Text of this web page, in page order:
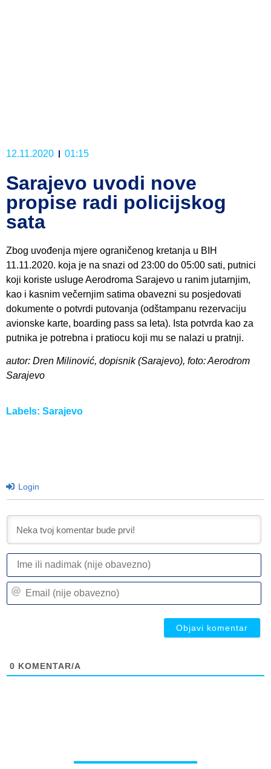
12.11.2020 01:15
Sarajevo uvodi nove
propise radi policijskog
sata
Zbog uvođenja mjere ograničenog kretanja u BIH
11.11.2020. koja je na snazi od 23:00 do 05:00 sati, putnici
koji koriste usluge Aerodroma Sarajevo u ranim jutarnjim,
kao i kasnim večernjim satima obavezni su posjedovati
dokumente o potvrdi putovanja (odštampanu rezervaciju
avionske karte, boarding pass sa leta). Ista potvrda kao za
putnika je potrebna i pratiocu koji mu se nalazi u pratnji.
autor: Dren Milinović, dopisnik (Sarajevo), foto: Aerodrom
Sarajevo
Labels: Sarajevo
Login
0 KOMENTAR/A